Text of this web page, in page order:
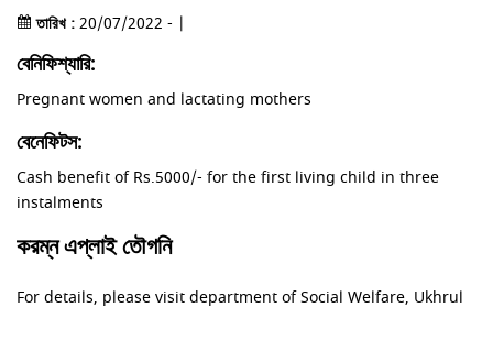
তারিখ :20/07/2022 - |
বেনিফিশ্যারি:
Pregnant women and lactating mothers
বেনেফিটস:
Cash benefit of Rs.5000/- for the first living child in three
instalments
করম্ন এপ্লাই তৌগনি
For details, please visit department of Social Welfare, Ukhrul